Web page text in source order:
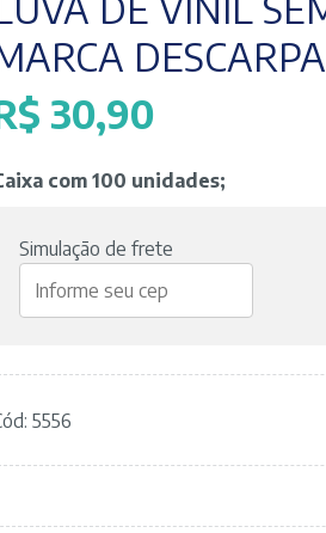
30,90
com 100 unidades;
Simulação de frete
5556